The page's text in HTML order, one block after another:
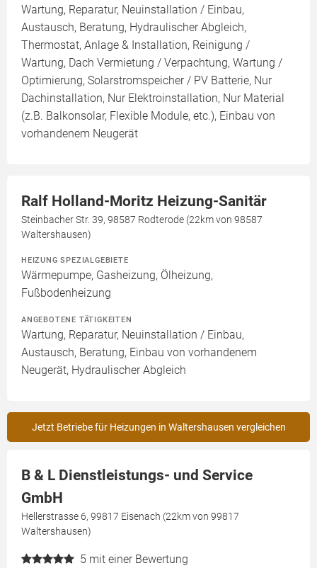
Wartung, Reparatur, Neuinstallation / Einbau,
Austausch, Beratung, Hydraulischer Abgleich,
Thermostat, Anlage & Installation, Reinigung /
Wartung, Dach Vermietung / Verpachtung, Wartung /
Optimierung, Solarstromspeicher / PV Batterie, Nur
Dachinstallation, Nur Elektroinstallation, Nur Material
(z.B. Balkonsolar, Flexible Module, etc.), Einbau von
vorhandenem Neugerät
Ralf Holland-Moritz Heizung-Sanitär
Steinbacher Str. 39, 98587 Rodterode (22km von 98587
Waltershausen)
HEIZUNG SPEZIALGEBIETE
Wärmepumpe, Gasheizung, Ölheizung,
Fußbodenheizung
ANGEBOTENE TÄTIGKEITEN
Wartung, Reparatur, Neuinstallation / Einbau,
Austausch, Beratung, Einbau von vorhandenem
Neugerät, Hydraulischer Abgleich
Jetzt Betriebe für Heizungen in Waltershausen vergleichen
B & L Dienstleistungs- und Service
GmbH
Hellerstrasse 6, 99817 Eisenach (22km von 99817
Waltershausen)
5 mit einer Bewertung